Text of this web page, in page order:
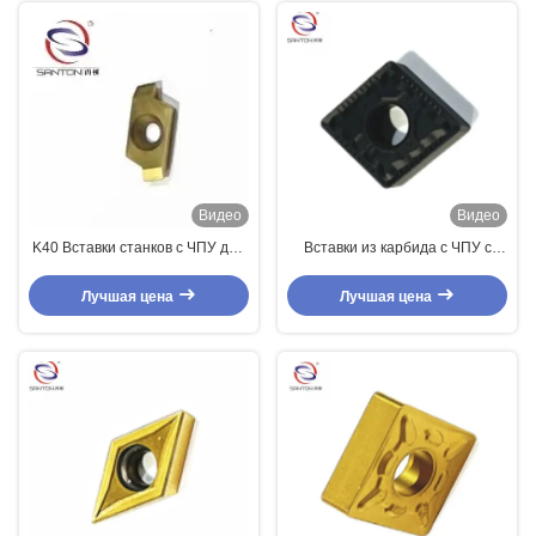
Видео
K40 Вставки станков с ЧПУ для
с покрытием TiAlN
Лучшая цена
Видео
Вставки из карбида с ЧПУ с
отталкивания
Лучшая цена